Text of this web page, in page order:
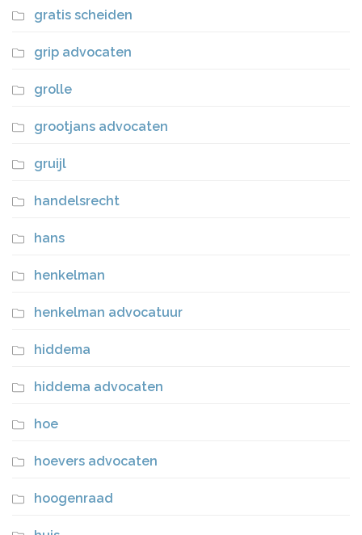
gratis scheiden
grip advocaten
grolle
grootjans advocaten
gruijl
handelsrecht
hans
henkelman
henkelman advocatuur
hiddema
hiddema advocaten
hoe
hoevers advocaten
hoogenraad